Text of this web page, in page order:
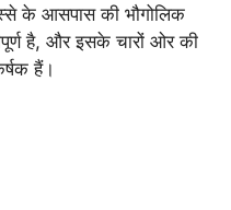
के आसपास की भौगोलिक
है, और इसके चारों ओर की
हैं।